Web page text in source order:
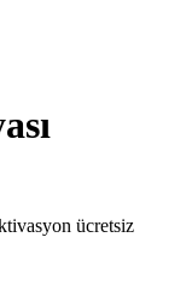
ücretsiz